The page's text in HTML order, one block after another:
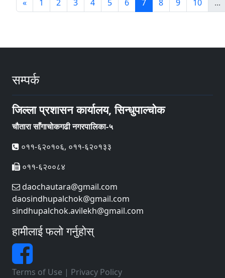
« 1 2 3 4 5 6 7 8 9 10 ...
सम्पर्क
जिल्ला प्रशासन कार्यालय, सिन्धुपाल्चोक
चौतारा साँगाचाेकगढी नगरपालिका-५
०११-६२०१०६, ०११-६२०१३३
०११-६२००८४
daochautara@gmail.com
daosindhupalchok@gmail.com
sindhupalchok.avilekh@gmail.com
हामीलाई फलो गर्नुहोस्
Terms of Use | Privacy Policy